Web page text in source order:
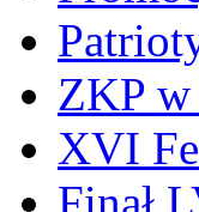
ZKP
XVI